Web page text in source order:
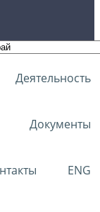
Деятельность
Документы
ENG